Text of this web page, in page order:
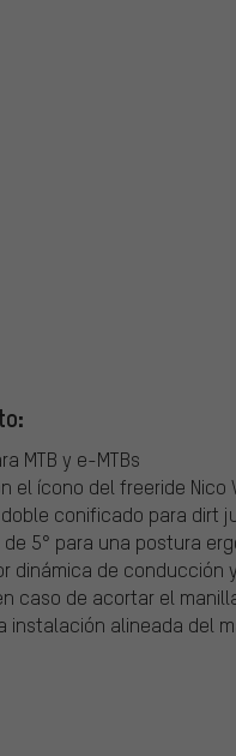
MTB y e-MTBs
el ícono del freeride Nico
conificado para dirt
5° para una postura
dinámica de conducción
caso de acortar el
instalación alineada del